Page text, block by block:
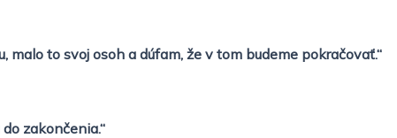
to svoj osoh a dúfam, že v tom budeme pokračovať.“
zakončenia.“